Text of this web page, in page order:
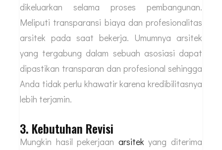
dikeluarkan selama proses pembangunan.
Meliputi transparansi biaya dan profesionalitas
arsitek pada saat bekerja. Umumnya arsitek
yang tergabung dalam sebuah asosiasi dapat
dipastikan transparan dan profesional sehingga
Anda tidak perlu khawatir karena kredibilitasnya
lebih terjamin.
3. Kebutuhan Revisi
Mungkin hasil pekerjaan arsitekyang diterima